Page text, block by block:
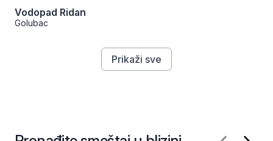
Vodopad Ridan
Golubac
Prikaži sve